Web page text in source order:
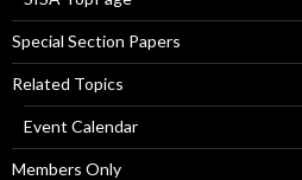
Special Section Papers
Related Topics
Event Calendar
Members Only